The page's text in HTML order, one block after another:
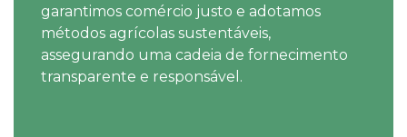
garantimos comércio justo e adotamos
métodos agrícolas sustentáveis,
assegurando uma cadeia de fornecimento
transparente e responsável.